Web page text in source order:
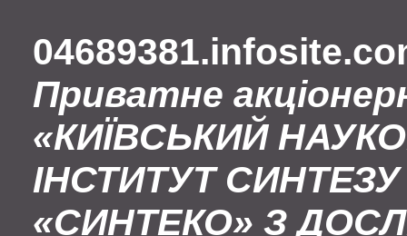
Приватне
«КИЇВСЬКИЙ
ІНСТИТУТ СИНТЕЗУ
«СИНТЕКО» З